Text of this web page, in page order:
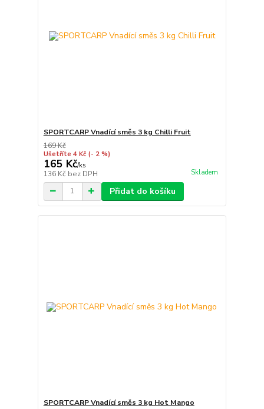
SPORTCARP Vnadící směs 3 kg Chilli Fruit
169 Kč
Ušetříte 4 Kč (- 2 %)
165 Kč/ks
136 Kč bez DPH Skladem
Přidat do košíku
SPORTCARP Vnadící směs 3 kg Hot Mango